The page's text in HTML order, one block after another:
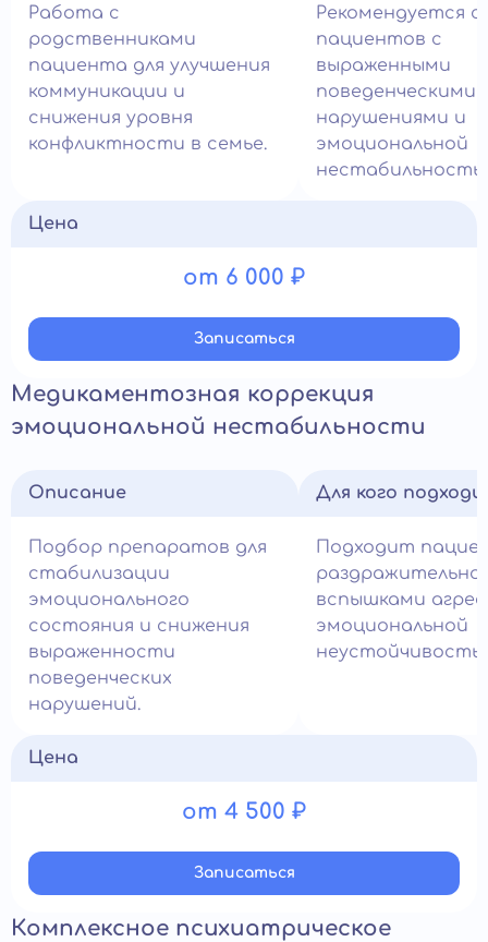
Работа с
родственниками
пациента для улучшения
коммуникации и
снижения уровня
конфликтности в семье.
Рекомендуется
пациентов с
выраженными
поведенческими
нарушениями и
эмоциональной
Цена
от 6 000 ₽
Записатьcя
Медикаментозная коррекция
эмоциональной нестабильности
Описание
Подбор препаратов для
стабилизации
эмоционального
состояния и снижения
выраженности
поведенческих
нарушений.
Для кого
Подходит
вспышками
эмоциональной
Цена
от 4 500 ₽
Записатьcя
Комплексное психиатрическое